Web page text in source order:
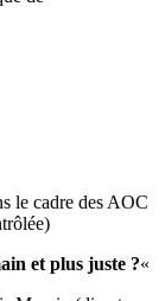
le cadre des AOC
et plus juste ?«